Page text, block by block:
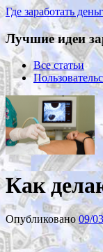
Где заработать
Лучшие идеи
Все статьи
Как
Опубликовано09/